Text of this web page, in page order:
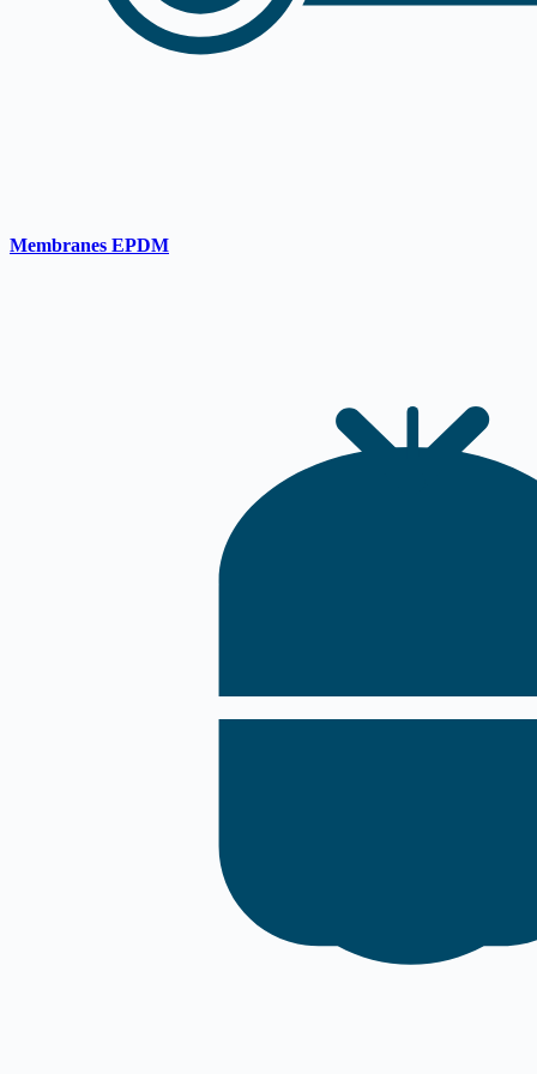
Membranes EPDM